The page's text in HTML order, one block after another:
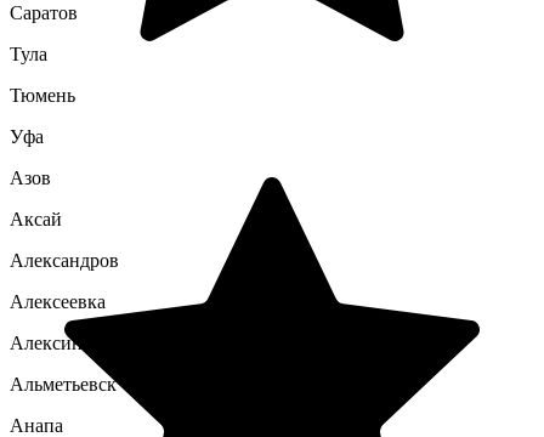
Саратов
Тула
Тюмень
Уфа
Азов
Аксай
Александров
Алексеевка
Алексин
Альметьевск
Анапа